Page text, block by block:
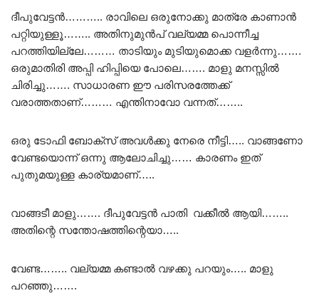
ദീപുവേട്ടൻ……….. രാവിലെ ഒരുനോക്കു മാത്രേ കാണാൻ
പറ്റിയുള്ളൂ…….. അതിനുമുൻപ് വല്യമ്മ പൊന്നീച്ച
പറത്തിയില്ലേ……… താടിയും മുടിയുമൊക്ക വളർന്നു…….
ഒരുമാതിരി അപ്പി ഹിപ്പിയെ പോലെ……. മാളു മനസ്സിൽ
ചിരിച്ചു……. സാധാരണ ഈ പരിസരത്തേക്ക്
വരാത്തതാണ്……… എന്തിനാവോ വന്നത്……..
ഒരു ടോഫി ബോക്സ്‌ അവൾക്കു നേരെ നീട്ടി….. വാങ്ങണോ
വേണ്ടയൊന്ന് ഒന്നു ആലോചിച്ചു…… കാരണം ഇത്
പുതുമയുള്ള കാര്യമാണ്…..
വാങ്ങടീ മാളു……. ദീപുവേട്ടൻ പാതി വക്കീൽ ആയി……..
അതിന്റെ സന്തോഷത്തിന്റെയാ…..
വേണ്ട…….. വല്യമ്മ കണ്ടാൽ വഴക്കു പറയും….. മാളു
പറഞ്ഞു…….